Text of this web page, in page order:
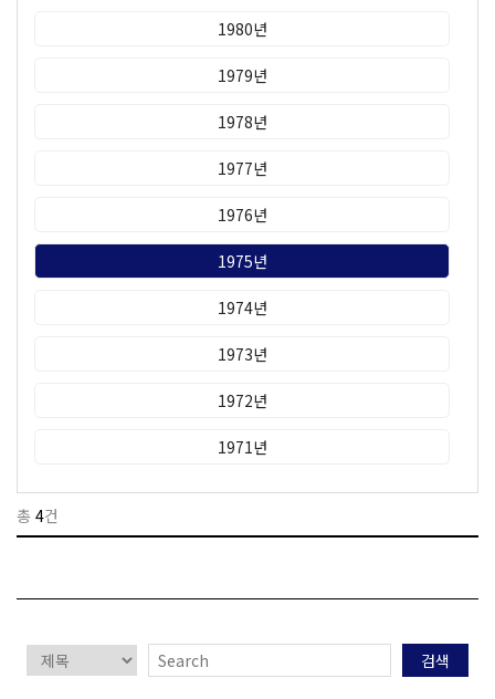
1980년
1979년
1978년
1977년
1976년
1975년
1974년
1973년
1972년
1971년
총 4건
검색